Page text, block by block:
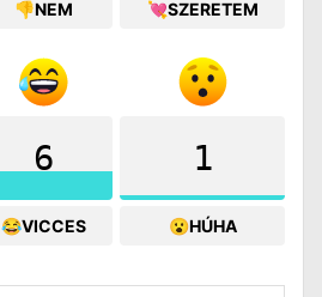
👎NEM 💘SZERETEM
6
😂VICCES
1
😮HÚHA